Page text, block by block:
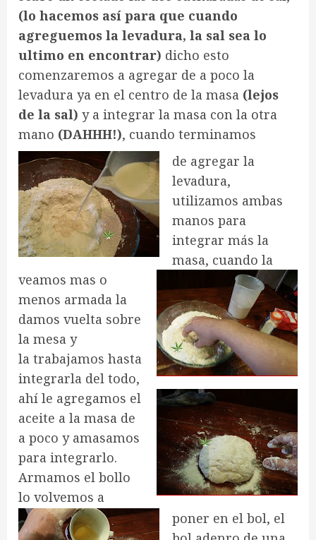
(lo hacemos así para que cuando
agreguemos la levadura, la sal sea lo
ultimo en encontrar) dicho esto
comenzaremos a agregar de a poco la
levadura ya en el centro de la masa (lejos
de la sal) y a integrar la masa con la otra
mano (DAHHH!), cuando terminamos
de agregar la
levadura,
utilizamos ambas
manos para
integrar más la
masa, cuando la
veamos mas o
menos armada la
damos vuelta sobre
la mesa y
la trabajamos hasta
integrarla del todo,
ahí le agregamos el
aceite a la masa de
a poco y amasamos
para integrarlo.
Armamos el bollo
lo volvemos a
poner en el bol, el